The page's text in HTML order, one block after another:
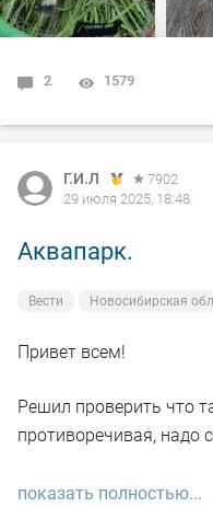
загибом не сильно то
2 1579
Г.И.Л
7902
29 июля 2025, 18:48
Аквапарк.
Вести Новосибирская
Привет всем!
Решил проверить что
противоречивая, надо
Приехал с рассветом .
показать полностью...